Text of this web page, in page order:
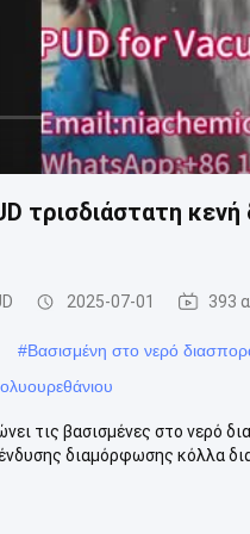
τρισδιάστατη
2025-07-01 393
#Βασισμένη στο νερό
τις βασισμένες στο νερό
διαμόρφωσης κόλλα